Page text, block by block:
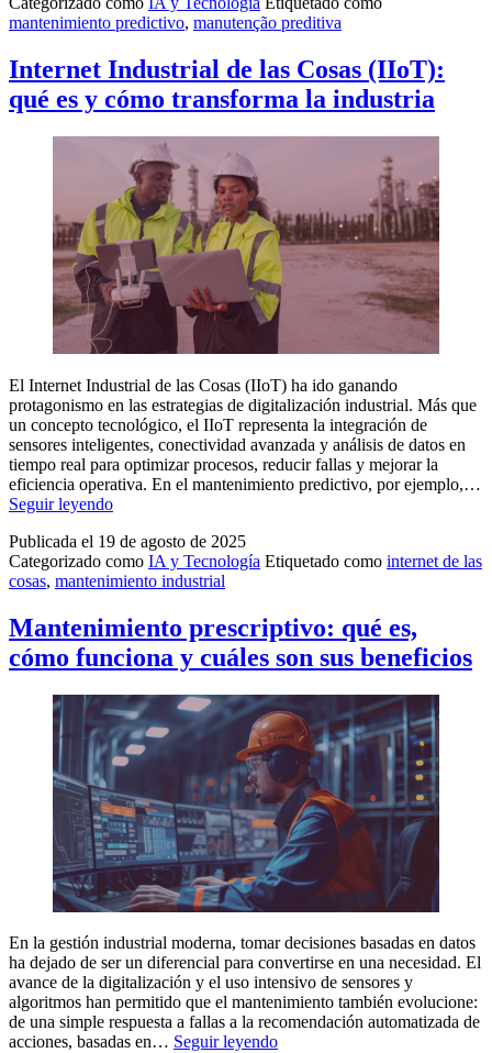
la
industria:
son
y
cómo
el
mantenimiento
predictivo
mantenimiento predictivo, manutenção preditiva
Internet Industrial de las Cosas (IIoT):
qué es y cómo transforma la industria
El Internet Industrial de las Cosas (IIoT) ha ido ganando
protagonismo en las estrategias de digitalización industrial. Más que
un concepto tecnológico, el IIoT representa la integración de
sensores inteligentes, conectividad avanzada y análisis de datos en
tiempo real para optimizar procesos, reducir fallas y mejorar la
eficiencia operativa. En el mantenimiento predictivo, por ejemplo,…
Seguir leyendoInternet
de
las
Cosas
qué
es
y
transforma
la
industria
Publicada el 19 de agosto de 2025
Categorizado como IA y Tecnología Etiquetado como internet de las
cosas, mantenimiento industrial
Mantenimiento prescriptivo: qué es,
cómo funciona y cuáles son sus beneficios
En la gestión industrial moderna, tomar decisiones basadas en datos
ha dejado de ser un diferencial para convertirse en una necesidad. El
avance de la digitalización y el uso intensivo de sensores y
algoritmos han permitido que el mantenimiento también evolucione:
de una simple respuesta a fallas a la recomendación automatizada de
acciones, basadas en… Seguir leyendoMantenimiento